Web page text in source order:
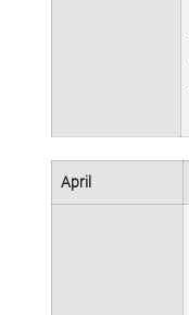
April